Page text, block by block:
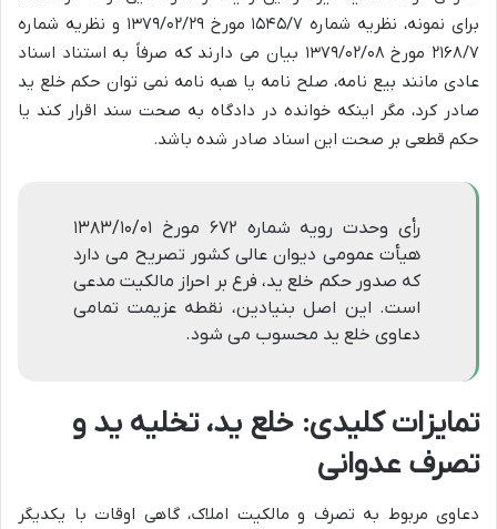
برای نمونه، نظریه شماره ۱۵۴۵/۷ مورخ ۱۳۷۹/۰۲/۲۹ و نظریه شماره
۲۱۶۸/۷ مورخ ۱۳۷۹/۰۲/۰۸ بیان می دارند که صرفاً به استناد اسناد
عادی مانند بیع نامه، صلح نامه یا هبه نامه نمی توان حکم خلع ید
صادر کرد، مگر اینکه خوانده در دادگاه به صحت سند اقرار کند یا
حکم قطعی بر صحت این اسناد صادر شده باشد.
رأی وحدت رویه شماره ۶۷۲ مورخ ۱۳۸۳/۱۰/۰۱
هیأت عمومی دیوان عالی کشور تصریح می دارد
که صدور حکم خلع ید، فرع بر احراز مالکیت مدعی
است. این اصل بنیادین، نقطه عزیمت تمامی
دعاوی خلع ید محسوب می شود.
تمایزات کلیدی: خلع ید، تخلیه ید و
تصرف عدوانی
دعاوی مربوط به تصرف و مالکیت املاک، گاهی اوقات با یکدیگر